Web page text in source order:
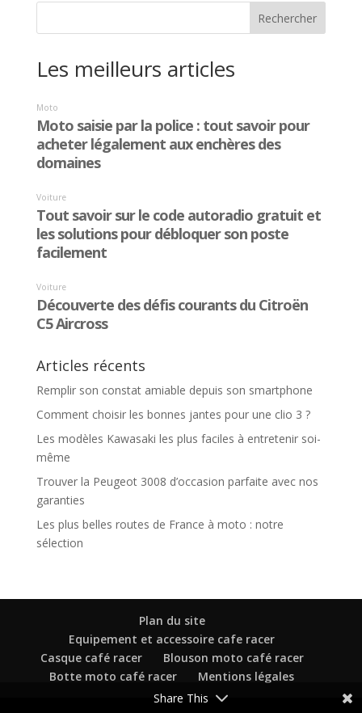
Les meilleurs articles
Articles récents
Remplir son constat amiable depuis son smartphone
Comment choisir les bonnes jantes pour une clio 3 ?
Les modèles Kawasaki les plus faciles à entretenir soi-
même
Trouver la Peugeot 3008 d’occasion parfaite avec nos
garanties
Les plus belles routes de France à moto : notre
sélection
Plan du site
Equipement et accessoire cafe racer
Casque café racer
Blouson moto café racer
Botte moto café racer
Mentions légales
Share This